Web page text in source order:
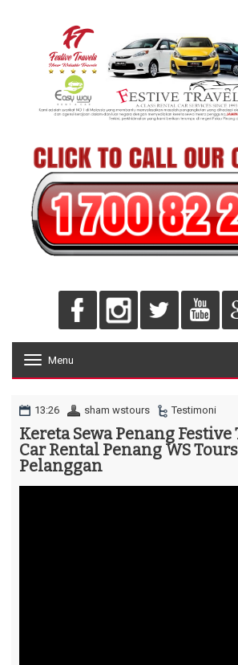
o
e
n
Menu
13:26 sham wstours Testimoni
Kereta Sewa Penang
Car Rental Penang WS
Pelanggan